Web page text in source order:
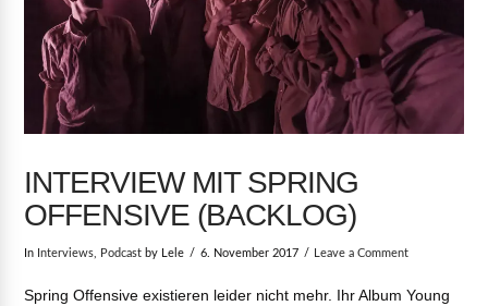
INTERVIEW MIT SPRING
OFFENSIVE (BACKLOG)
In Interviews Podcast by Lele 6. November 2017 Leave a Comment
Spring Offensive existieren leider nicht mehr. Ihr Album Young